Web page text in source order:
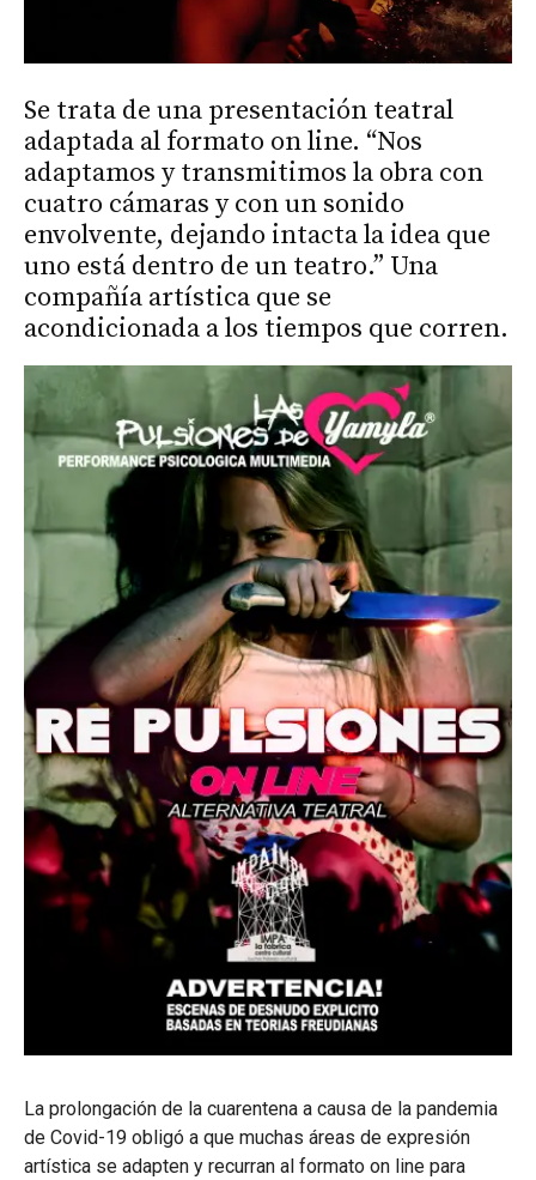
Se trata de una presentación teatral
adaptada al formato on line. “Nos
adaptamos y transmitimos la obra con
cuatro cámaras y con un sonido
envolvente, dejando intacta la idea que
uno está dentro de un teatro.” Una
compañía artística que se
acondicionada a los tiempos que corren.
La prolongación de la cuarentena a causa de la pandemia
de Covid-19 obligó a que muchas áreas de expresión
artística se adapten y recurran al formato on line para